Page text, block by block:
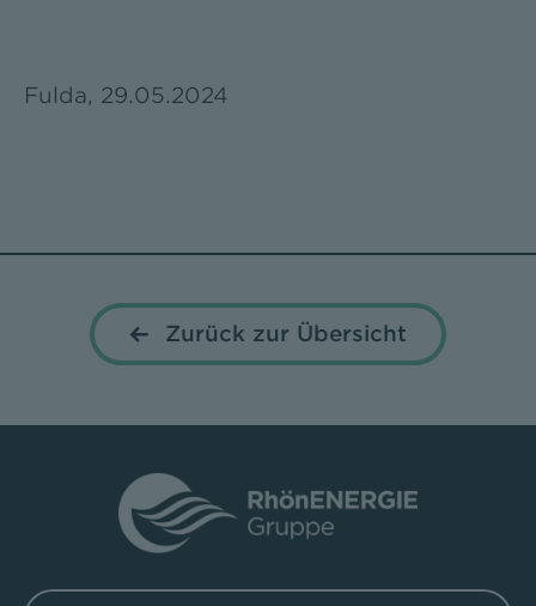
Fulda, 29.05.2024
Zurück zur Übersicht